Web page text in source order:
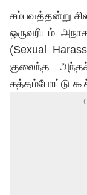
சம்பவத்தன்று
ஒருவரிடம்
(Sexual
குலைந்த அந்தச்
சத்தம்போட்டு